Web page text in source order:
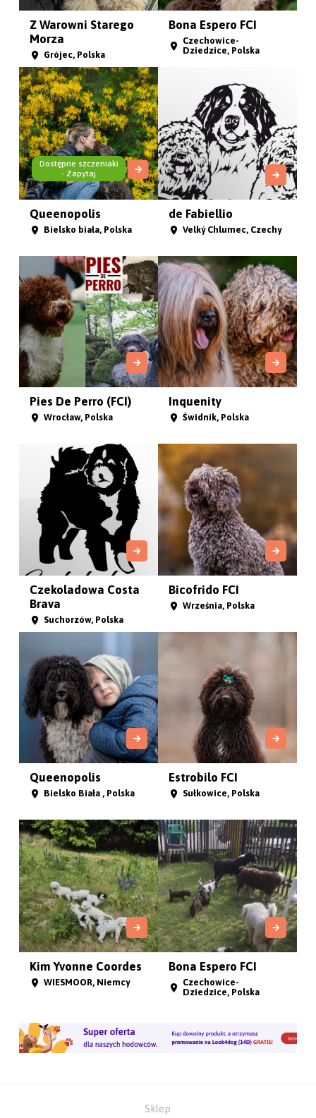
Z Warowni Starego
Morza
Grójec, Polska
Bona Espero FCI
Czechowice-
Dziedzice, Polska
Dostępne szczeniaki
- Zapytaj
Queenopolis
Bielsko biała, Polska
de Fabiellio
Velký Chlumec, Czechy
Pies De Perro (FCI)
Wrocław, Polska
Inquenity
Świdnik, Polska
Czekoladowa Costa
Brava
Suchorzów, Polska
Bicofrido FCI
Września, Polska
Queenopolis
Bielsko Biała , Polska
Estrobilo FCI
Sułkowice, Polska
Kim Yvonne Coordes
WIESMOOR, Niemcy
Bona Espero FCI
Czechowice-
Dziedzice, Polska
Sklep